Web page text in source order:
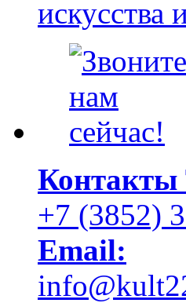
искусства
Контакты
+7 (3852)
Email: